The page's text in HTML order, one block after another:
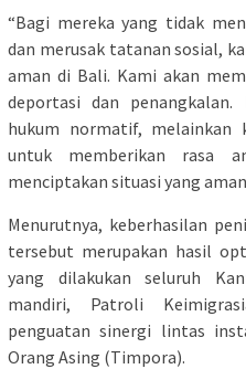
“Bagi mereka yang tidak
dan merusak tatanan sosial,
aman di Bali. Kami akan
deportasi dan penangkalan.
hukum normatif,
untuk memberikan rasa
menciptakan situasi yang
Menurutnya, keberhasilan
tersebut merupakan hasil
yang dilakukan seluruh
mandiri, Patroli
penguatan sinergi lintas
Orang Asing (Timpora).